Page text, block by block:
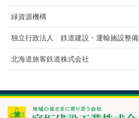
緑資源機構
独立行政法人 鉄道建設・運輸施設整
北海道旅客鉄道株式会社